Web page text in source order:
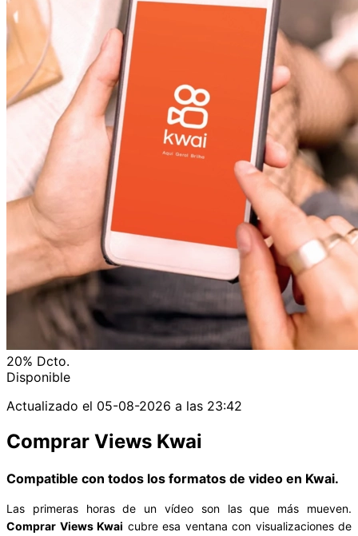
20% Dcto.
Disponible
Actualizado el 05-08-2026 a las 23:42
Comprar Views Kwai
Compatible con todos los formatos de video en Kwai.
Las primeras horas de un vídeo son las que más mueven.
Comprar Views Kwai cubre esa ventana con visualizaciones de